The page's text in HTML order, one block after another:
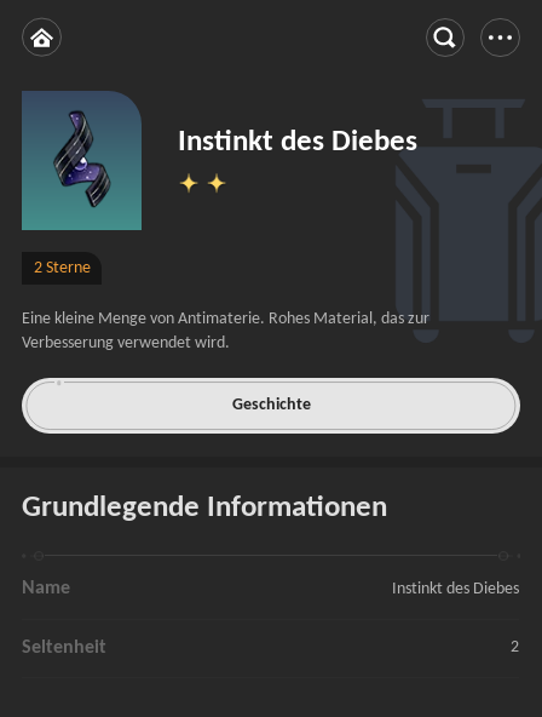
Instinkt des Diebes
2 Sterne
Eine kleine Menge von Antimaterie. Rohes Material, das zur
Verbesserung verwendet wird.
Geschichte
Grundlegende Informationen
Name Instinkt des Diebes
Seltenheit 2